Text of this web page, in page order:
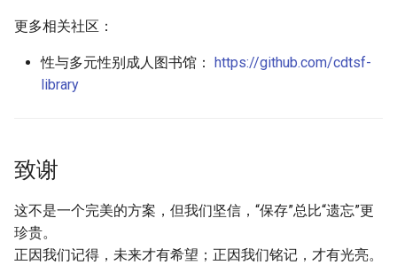
更多相关社区：
性与多元性别成人图书馆： https://github.com/cdtsf-
library
致谢
这不是一个完美的方案，但我们坚信，“保存”总比“遗忘”更
珍贵。
正因我们记得，未来才有希望；正因我们铭记，才有光亮。